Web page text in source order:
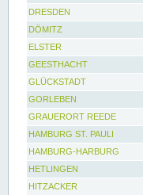
DRESDEN
DÖMITZ
ELSTER
GEESTHACHT
GLÜCKSTADT
GORLEBEN
GRAUERORT REEDE
HAMBURG ST. PAULI
HAMBURG-HARBURG
HETLINGEN
HITZACKER